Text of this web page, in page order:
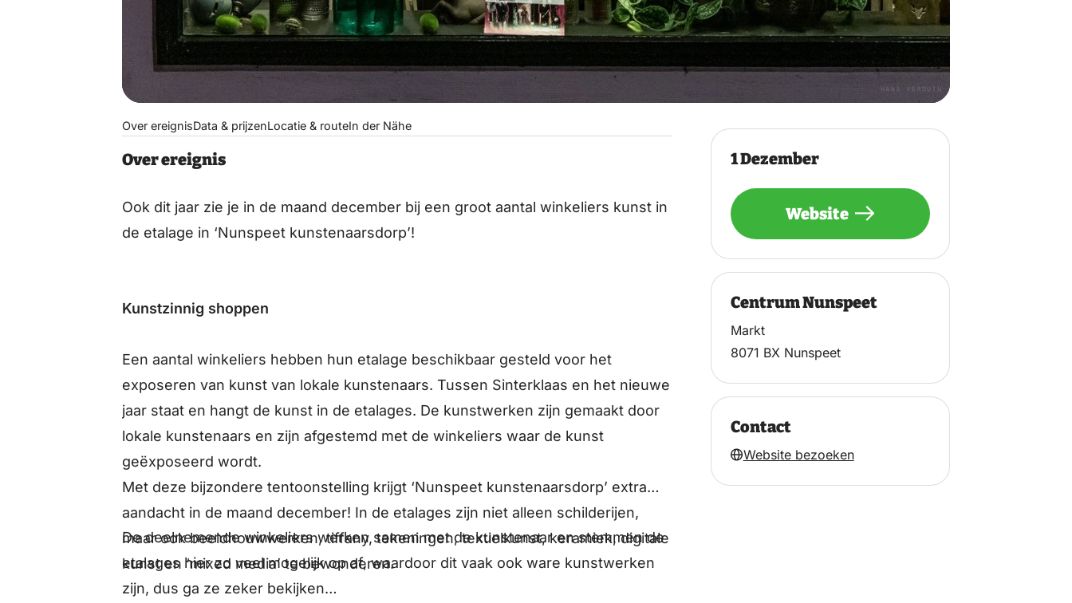
Over ereignisData & prijzenLocatie & routeIn der Nähe
Over ereignis
Ook dit jaar zie je in de maand december bij een groot aantal winkeliers kunst in
de etalage in ‘Nunspeet kunstenaarsdorp’!
Kunstzinnig shoppen
Een aantal winkeliers hebben hun etalage beschikbaar gesteld voor het
exposeren van kunst van lokale kunstenaars. Tussen Sinterklaas en het nieuwe
jaar staat en hangt de kunst in de etalages. De kunstwerken zijn gemaakt door
lokale kunstenaars en zijn afgestemd met de winkeliers waar de kunst
geëxposeerd wordt.
Met deze bijzondere tentoonstelling krijgt ‘Nunspeet kunstenaarsdorp’ extra
aandacht in de maand december! In de etalages zijn niet alleen schilderijen,
maar ook beeldhouwwerken, tiffany, tekeningen, textielkunst, keramiek, digitale
kunst en ‘mixed media’ te bewonderen.
De deelnemende winkeliers werken samen met de kunstenaar en stemmen de
etalages hier zo veel mogelijk op af, waardoor dit vaak ook ware kunstwerken
zijn, dus ga ze zeker bekijken…
1 Dezember
Website
Centrum Nunspeet
Markt
8071 BX Nunspeet
Contact
Website bezoeken